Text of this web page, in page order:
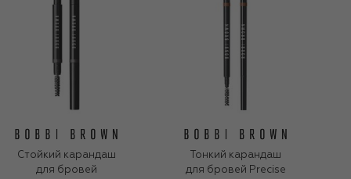
Стойкий карандаш
для бровей
Тонкий карандаш
для бровей Precise